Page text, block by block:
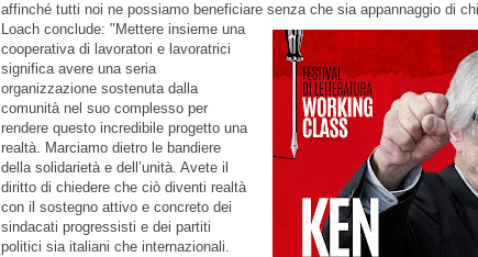
affinché tutti noi ne possiamo beneficiare senza che sia appannaggio di
Loach conclude: "Mettere insieme una
cooperativa di lavoratori e lavoratrici
significa avere una seria
organizzazione sostenuta dalla
comunità nel suo complesso per
rendere questo incredibile progetto una
realtà. Marciamo dietro le bandiere
della solidarietà e dell’unità. Avete il
diritto di chiedere che ciò diventi realtà
con il sostegno attivo e concreto dei
sindacati progressisti e dei partiti
politici sia italiani che internazionali.